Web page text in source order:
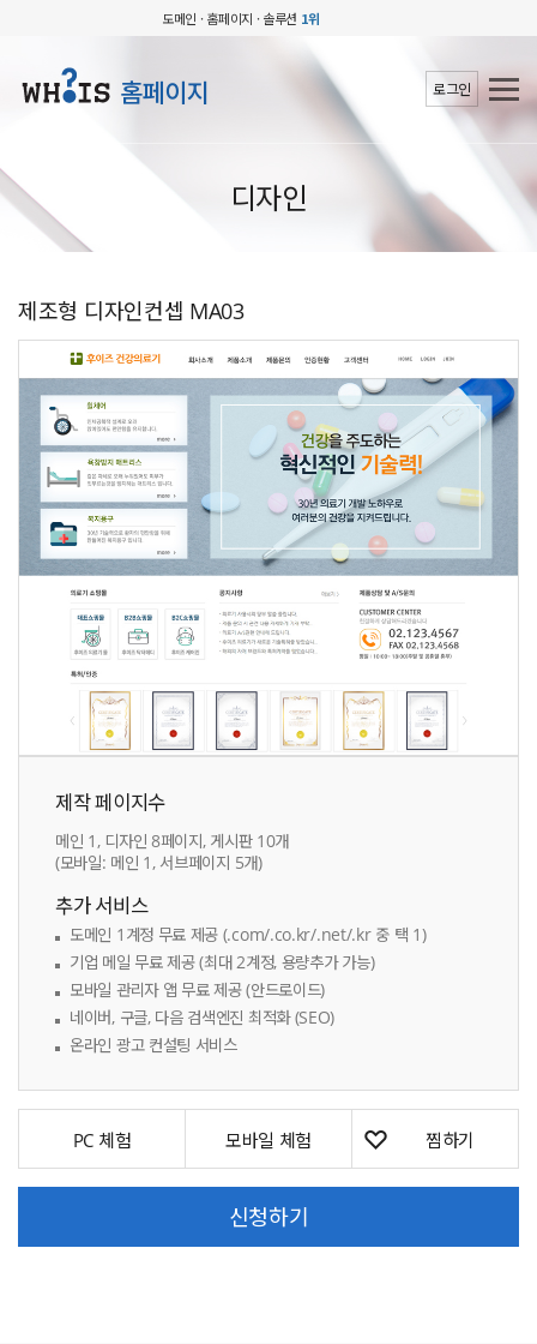
도메인 · 홈페이지 · 솔루션 1위
홈페이지 로그인
디자인
제조형 디자인컨셉 MA03
제작 페이지수
메인 1, 디자인 8페이지, 게시판 10개
(모바일: 메인 1, 서브페이지 5개)
추가 서비스
도메인 1계정 무료 제공 (.com/.co.kr/.net/.kr 중 택 1)
기업 메일 무료 제공 (최대 2계정, 용량추가 가능)
모바일 관리자 앱 무료 제공 (안드로이드)
네이버, 구글, 다음 검색엔진 최적화 (SEO)
온라인 광고 컨설팅 서비스
PC 체험 모바일 체험
신청하기